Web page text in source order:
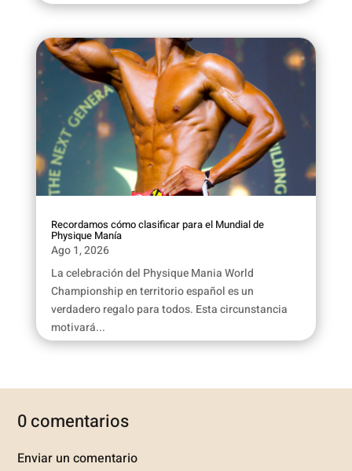
Recordamos cómo clasificar para el Mundial de
Physique Manía
Ago 1, 2026
La celebración del Physique Mania World
Championship en territorio español es un
verdadero regalo para todos. Esta circunstancia
motivará...
0 comentarios
Enviar un comentario